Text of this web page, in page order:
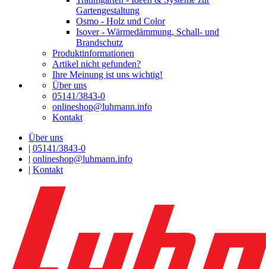
Gartengestaltung
Osmo - Holz und Color
Isover - Wärmedämmung, Schall- und
Brandschutz
Produktinformationen
Artikel nicht gefunden?
Ihre Meinung ist uns wichtig!
Über uns
05141/3843-0
onlineshop@luhmann.info
Kontakt
Über uns
| 05141/3843-0
| onlineshop@luhmann.info
| Kontakt